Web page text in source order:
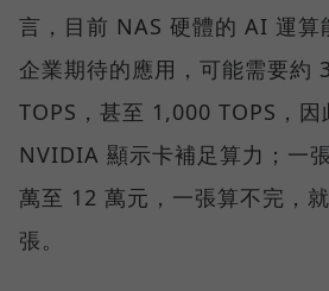
言，目前 NAS 硬體的 AI 運算
企業期待的應用，可能需要約
TOPS，甚至 1,000 TOPS，
NVIDIA 顯示卡補足算力；一
萬至 12 萬元，一張算不完，
張。